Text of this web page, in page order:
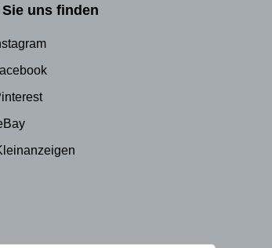
Sie uns finden